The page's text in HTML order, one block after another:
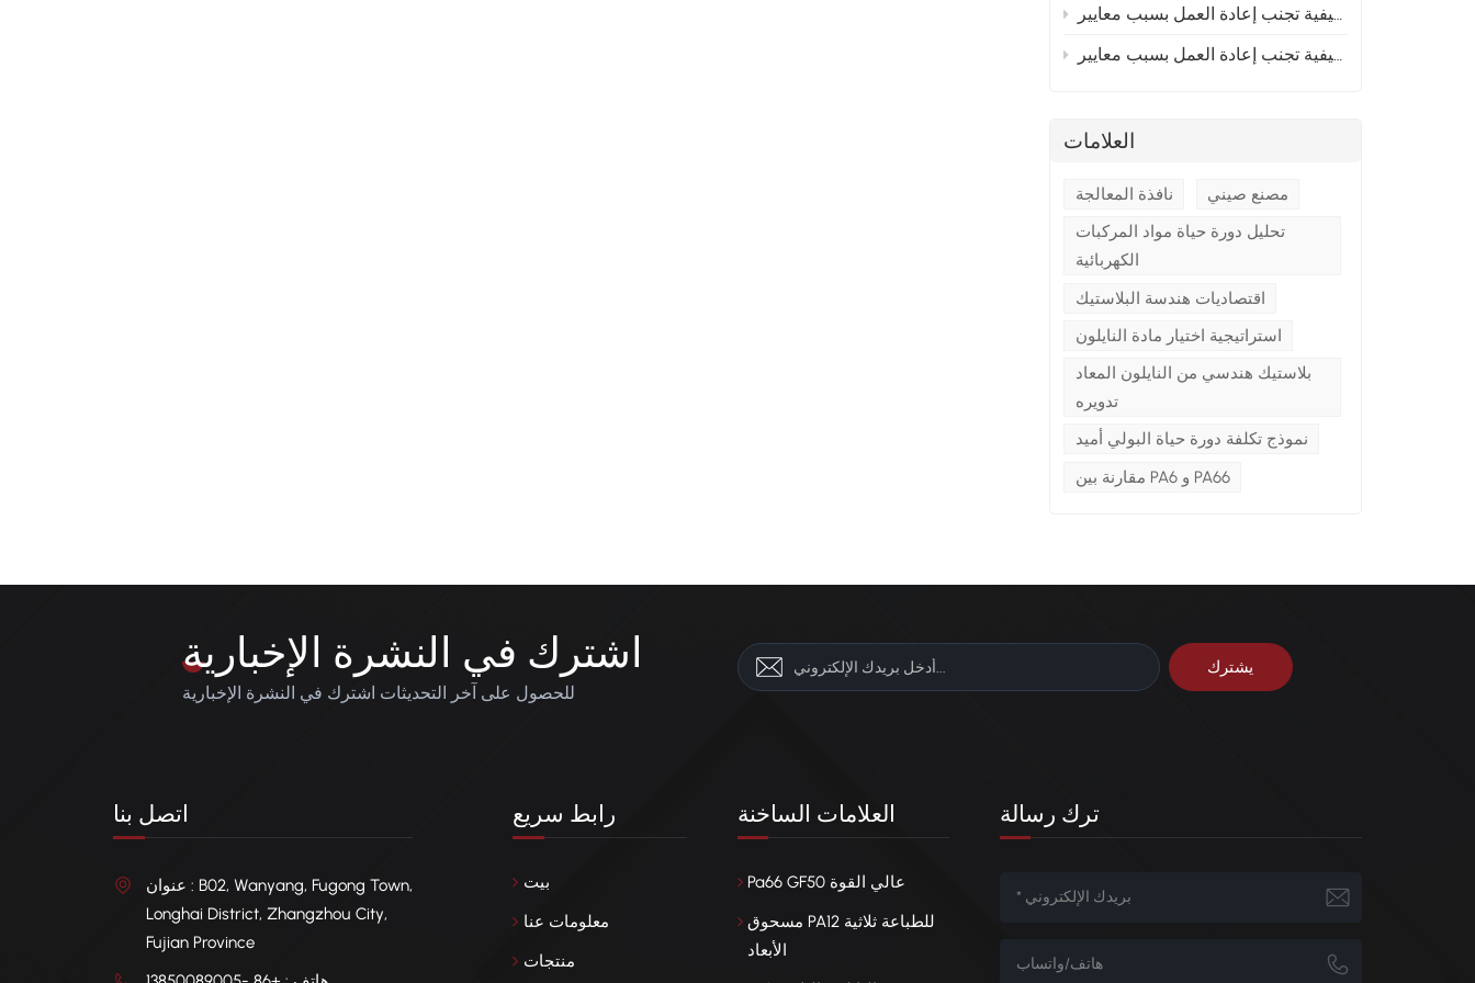
العلامات
نافذة المعالجة
مصنع صيني
تحليل دورة حياة مواد المركبات
الكهربائية
اقتصاديات هندسة البلاستيك
استراتيجية اختيار مادة النايلون
بلاستيك هندسي من النايلون المعاد
تدويره
نموذج تكلفة دورة حياة البولي أميد
مقارنة بين PA6 و PA66
اشترك في النشرة الإخبارية
للحصول على آخر التحديثات اشترك في النشرة الإخبارية
اتصل بنا
عنوان : B02, Wanyang, Fugong Town,
Longhai District, Zhangzhou City,
Fujian Province
رابط سريع
بيت
معلومات عنا
منتجات
العلامات الساخنة
Pa66 GF50 عالي القوة
مسحوق PA12 للطباعة ثلاثية
الأبعاد
ترك رسالة